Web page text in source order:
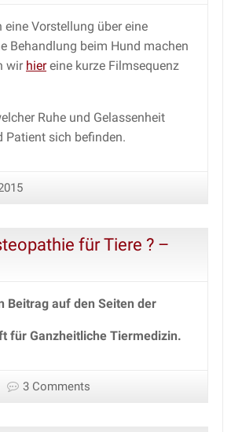
eine Vorstellung über eine
Behandlung beim Hund machen
wir hiereine kurze Filmsequenz
Ruhe und Gelassenheit
Patient sich befinden.
für Tiere ? –
Beitrag auf den Seitender
für Ganzheitliche Tiermedizin.
3 Comments